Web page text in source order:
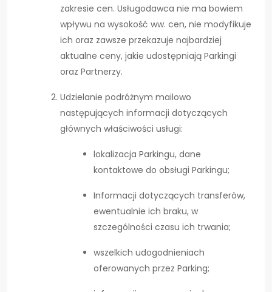
zakresie cen. Usługodawca nie ma bowiem
wpływu na wysokość ww. cen, nie modyfikuje
ich oraz zawsze przekazuje najbardziej
aktualne ceny, jakie udostępniają Parkingi
oraz Partnerzy.
Udzielanie podróżnym mailowo
następujących informacji dotyczących
głównych właściwości usługi:
lokalizacja Parkingu, dane
kontaktowe do obsługi Parkingu;
Informacji dotyczących transferów,
ewentualnie ich braku, w
szczególności czasu ich trwania;
wszelkich udogodnieniach
oferowanych przez Parking;